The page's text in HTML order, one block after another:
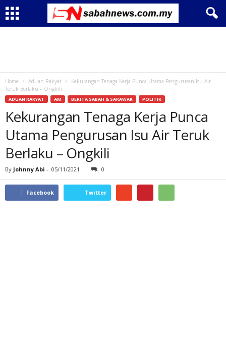
Home Aduan Rakyat
Kekurangan Tenaga Kerja Punca Utama Pengurusan Isu Air
Teruk Berlaku – Ongkili
ADUAN RAKYAT AM BERITA SABAH & SARAWAK POLITIK
Kekurangan Tenaga Kerja Punca
Utama Pengurusan Isu Air Teruk
Berlaku – Ongkili
By Johnny Abi - 05/11/2021 0
Facebook Twitter